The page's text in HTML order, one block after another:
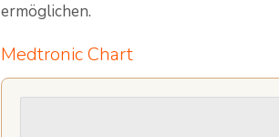
ermöglichen.
Medtronic Chart